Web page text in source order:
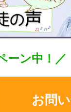
ーン中！／
お問